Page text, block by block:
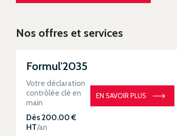
Nos offres et services
Formul'2035
Votre déclaration
contrôlée clé en
main
Dès 200.00 €
HT/an
EN SAVOIR PLUS